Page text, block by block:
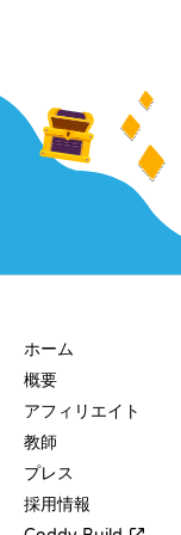
ホーム
概要
アフィリエイト
教師
プレス
採用情報